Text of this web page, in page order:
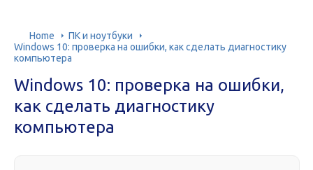
Home
ПК и ноутбуки
Windows 10: проверка на ошибки, как сделать диагностику
компьютера
Windows 10: проверка на ошибки,
как сделать диагностику
компьютера